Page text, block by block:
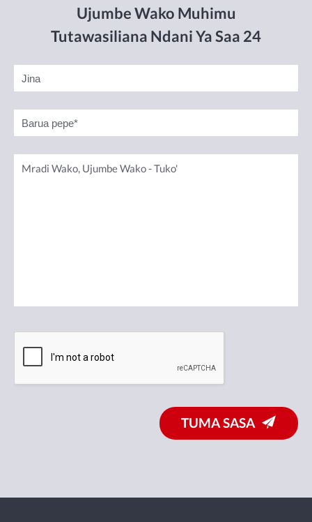
Ujumbe Wako Muhimu
Tutawasiliana Ndani Ya Saa 24
TUMA SASA